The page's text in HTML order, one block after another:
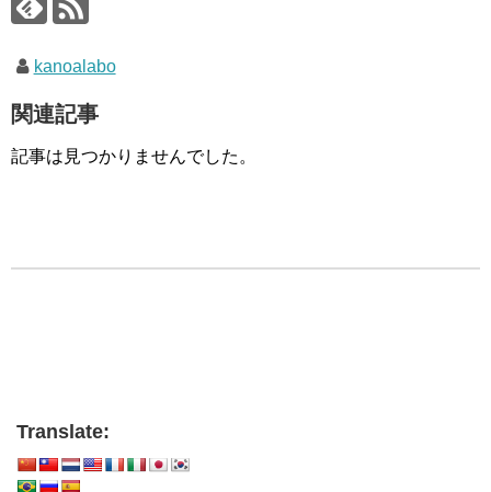
kanoalabo
関連記事
記事は見つかりませんでした。
Translate: